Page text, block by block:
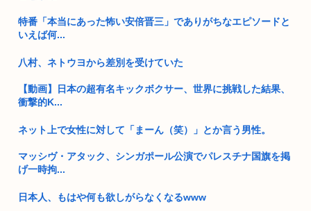
特番「本当にあった怖い安倍晋三」でありがちなエピソードと
いえば何...
八村、ネトウヨから差別を受けていた
【動画】日本の超有名キックボクサー、世界に挑戦した結果、
衝撃的K...
ネット上で女性に対して「まーん（笑）」とか言う男性。
マッシヴ・アタック、シンガポール公演でパレスチナ国旗を掲
げ一時拘...
日本人、もはや何も欲しがらなくなるwww